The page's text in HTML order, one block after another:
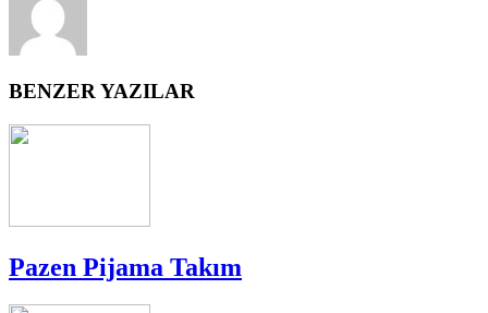
BENZER YAZILAR
Pazen Pijama Takım